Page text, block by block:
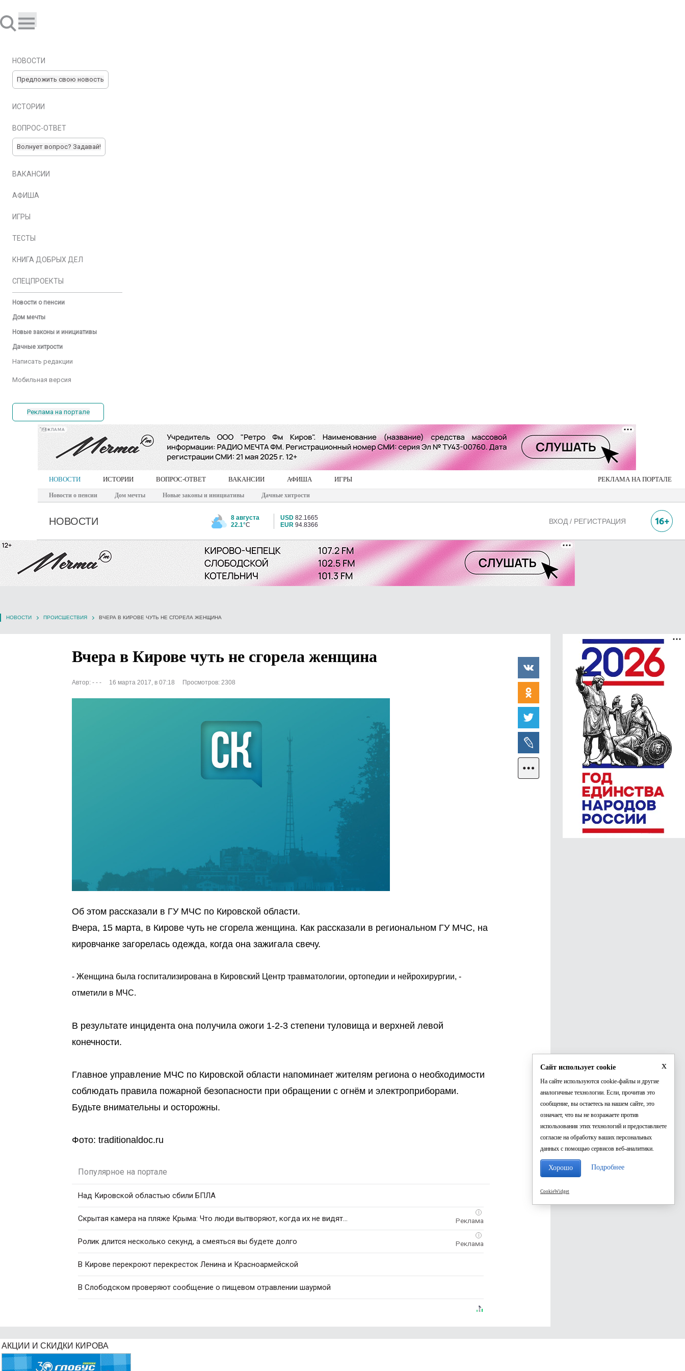
НОВОСТИ
Предложить свою новость
ИСТОРИИ
ВОПРОС-ОТВЕТ
Волнует вопрос? Задавай!
ВАКАНСИИ
АФИША
ИГРЫ
ТЕСТЫ
КНИГА ДОБРЫХ ДЕЛ
СПЕЦПРОЕКТЫ
Новости о пенсии
Дом мечты
Новые законы и инициативы
Дачные хитрости
Написать редакции
Мобильная версия
Реклама на портале
РЕКЛАМА
НОВОСТИ ИСТОРИИ ВОПРОС-ОТВЕТ ВАКАНСИИ АФИША ИГРЫ РЕКЛАМА НА ПОРТАЛЕ
Новости о пенсии Дом мечты Новые законы и инициативы Дачные хитрости
НОВОСТИ
8 августа
22.1°C
USD 82.1665
EUR 94.8366 ВХОД / РЕГИСТРАЦИЯ
НОВОСТИ ПРОИСШЕСТВИЯ ВЧЕРА В КИРОВЕ ЧУТЬ НЕ СГОРЕЛА ЖЕНЩИНА
Вчера в Кирове чуть не сгорела женщина
Автор: - - - 16 марта 2017, в 07:18 Просмотров: 2308
Об этом рассказали в ГУ МЧС по Кировской области.
Вчера, 15 марта, в Кирове чуть не сгорела женщина. Как рассказали в региональном ГУ МЧС, на
кировчанке загорелась одежда, когда она зажигала свечу.
- Женщина была госпитализирована в Кировский Центр травматологии, ортопедии и нейрохирургии, -
отметили в МЧС.
В результате инцидента она получила ожоги 1-2-3 степени туловища и верхней левой
конечности.
Главное управление МЧС по Кировской области напоминает жителям региона о необходимости
соблюдать правила пожарной безопасности при обращении с огнём и электроприборами.
Будьте внимательны и осторожны.
Фото: traditionaldoc.ru
Популярное на портале
Над Кировской областью сбили БПЛА
i
Скрытая камера на пляже Крыма: Что люди вытворяют, когда их не видят...
i
Ролик длится несколько секунд, а смеяться вы будете долго
В Кирове перекроют перекресток Ленина и Красноармейской
В Слободском проверяют сообщение о пищевом отравлении шаурмой
АКЦИИ И СКИДКИ КИРОВА
x
Сайт использует cookie
На сайте используются cookie-файлы и другие
аналогичные технологии. Если, прочитав это
сообщение, вы остаетесь на нашем сайте, это
означает, что вы не возражаете против
использования этих технологий и предоставляете
согласие на обработку ваших персональных
данных с помощью сервисов веб-аналитики.
Хорошо Подробнее
CookieWidget